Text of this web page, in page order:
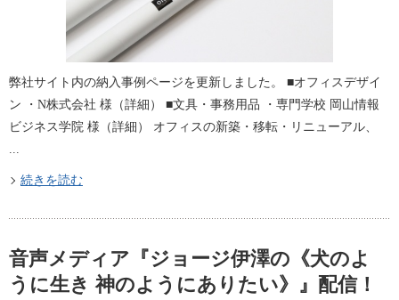
弊社サイト内の納入事例ページを更新しました。 ■オフィスデザイ
ン ・N株式会社 様（詳細​） ■文具・事務用品 ・専門学校 岡山情報
ビジネス学院 様（詳細​​） オフィスの新築・移転・リニューアル、
...
続きを読む
音声メディア『ジョージ伊澤の《犬のよ
うに生き 神のようにありたい》』配信！